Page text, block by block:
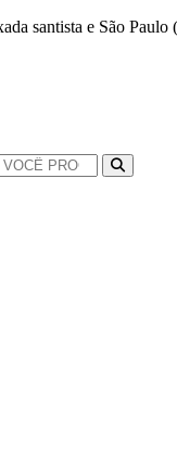
santista e São